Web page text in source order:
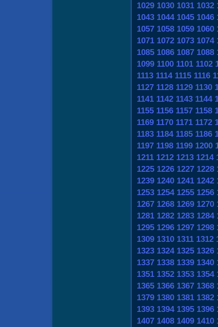
1029 1030 1031 1032
1043 1044 1045 1046
1057 1058 1059 1060
1071 1072 1073 1074
1085 1086 1087 1088
1099 1100 1101 1102
1113 1114 1115 1116
1127 1128 1129 1130
1141 1142 1143 1144
1155 1156 1157 1158
1169 1170 1171 1172
1183 1184 1185 1186
1197 1198 1199 1200
1211 1212 1213 1214
1225 1226 1227 1228
1239 1240 1241 1242
1253 1254 1255 1256
1267 1268 1269 1270
1281 1282 1283 1284
1295 1296 1297 1298
1309 1310 1311 1312
1323 1324 1325 1326
1337 1338 1339 1340
1351 1352 1353 1354
1365 1366 1367 1368
1379 1380 1381 1382
1393 1394 1395 1396
1407 1408 1409 1410